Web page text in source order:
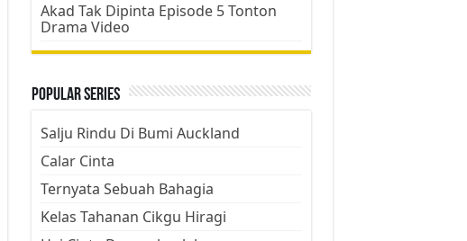
Akad Tak Dipinta Episode 5 Tonton
Drama Video
Popular Series
Salju Rindu Di Bumi Auckland
Calar Cinta
Ternyata Sebuah Bahagia
Kelas Tahanan Cikgu Hiragi